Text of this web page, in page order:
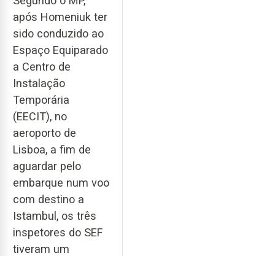
após Homeniuk ter
sido conduzido ao
Espaço Equiparado
a Centro de
Instalação
Temporária
(EECIT), no
aeroporto de
Lisboa, a fim de
aguardar pelo
embarque num voo
com destino a
Istambul, os três
inspetores do SEF
tiveram um